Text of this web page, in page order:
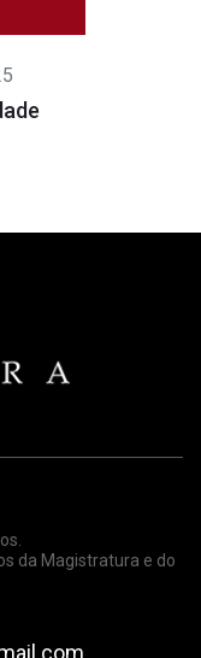
da Magistratura e do